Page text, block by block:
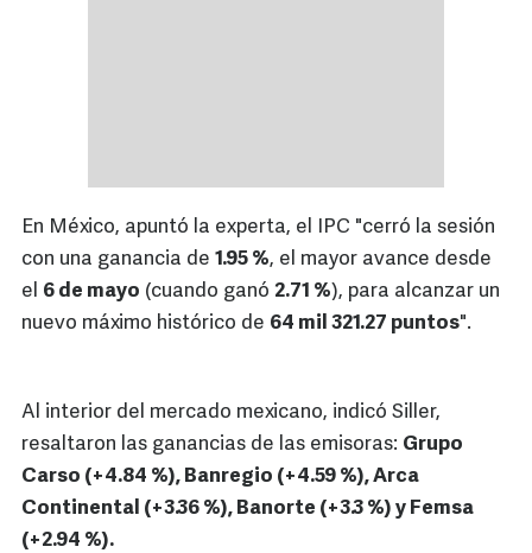
En México, apuntó la experta, el IPC "cerró la sesión
con una ganancia de 1.95 %, el mayor avance desde
el 6 de mayo (cuando ganó 2.71 %), para alcanzar un
nuevo máximo histórico de 64 mil 321.27 puntos".
Al interior del mercado mexicano, indicó Siller,
resaltaron las ganancias de las emisoras: Grupo
Carso (+4.84 %), Banregio (+4.59 %), Arca
Continental (+3.36 %), Banorte (+3.3 %) y Femsa
(+2.94 %).